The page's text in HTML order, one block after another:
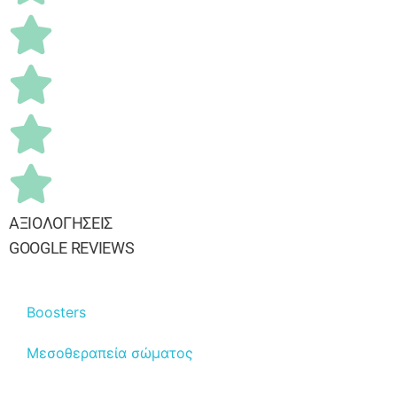
ΑΞΙΟΛΟΓΗΣΕΙΣ
GOOGLE REVIEWS
Boosters
Μεσοθεραπεία σώματος